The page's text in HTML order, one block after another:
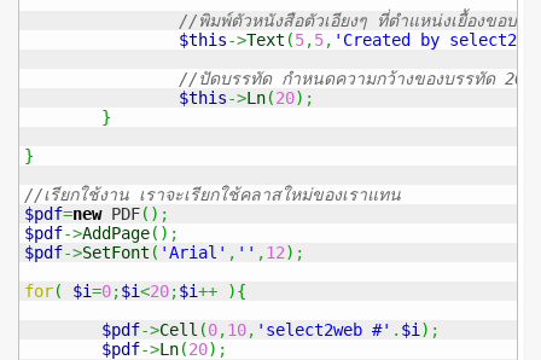
//พิมพ์ตัวหนังสือตัวเอียงๆ ที่ตำแหน่งเยื้องขอบ
$this->Text (5,5, 'Created by
//ปัดบรรทัด กำหนดความกว้างของบรรทัด 20ห
$this->Ln(20) ;
}
}
//เรียกใช้งาน เราจะเรียกใช้คลาสใหม่ของเราแทน
$pdf=new PDF( ) ;
$pdf->AddPage( ) ;
$pdf->SetFont ( 'Arial' , '' ,12) ;
for( $i=0;$i<20;$i++ ){
$pdf->Cell (0,10, 'select2web #' . $i ) ;
$pdf->Ln(20) ;